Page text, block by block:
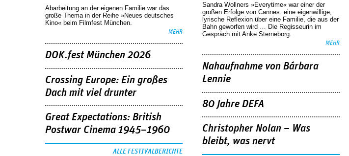
Abarbeitung an der eigenen Familie war das
große Thema in der Reihe »Neues deutsches
Kino« beim Filmfest München.
MEHR
DOK.fest München 2026
Crossing Europe: Ein großes
Dach mit viel drunter
Great Expectations: British
Postwar Cinema 1945–1960
ALLE FESTIVALBERICHTE
Sandra Wollners »Everytime« war einer der
großen Erfolge von Cannes: eine eigenwillige,
lyrische Reflexion über eine ­Familie, die aus der
Bahn geworfen wird … Die Regisseurin im
Gespräch mit Anke Sterneborg.
MEHR
Nahaufnahme von Bárbara
Lennie
80 Jahre DEFA
Christopher Nolan – Was
bleibt, was nervt